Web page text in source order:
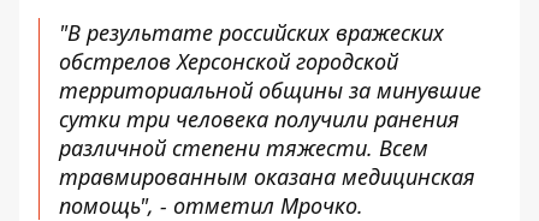
"В результате российских вражеских
обстрелов Херсонской городской
территориальной общины за минувшие
сутки три человека получили ранения
различной степени тяжести. Всем
травмированным оказана медицинская
помощь", - отметил Мрочко.